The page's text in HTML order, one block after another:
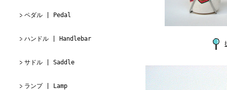
ペダル | Pedal
ハンドル | Handlebar
サドル | Saddle
ランプ | Lamp